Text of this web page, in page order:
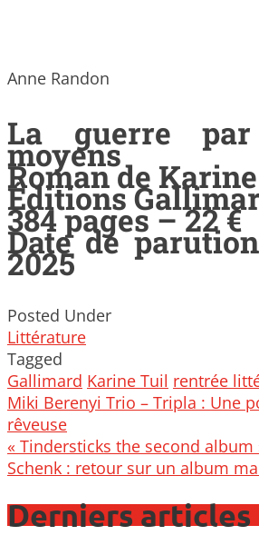
Anne Randon
La guerre par
moyens
Roman de
Éditions
384 pages – 22 €
Date de
2025
Posted Under
Littérature
Tagged
Gallimard Karine Tuil rentrée
Post
navigation
Miki Berenyi Trio – Tripla : Une
rêveuse
« Tindersticks the second album
Schenk : retour sur un album
Derniers articles